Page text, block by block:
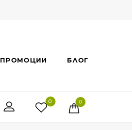
ПРОМОЦИИ БЛОГ
0 0